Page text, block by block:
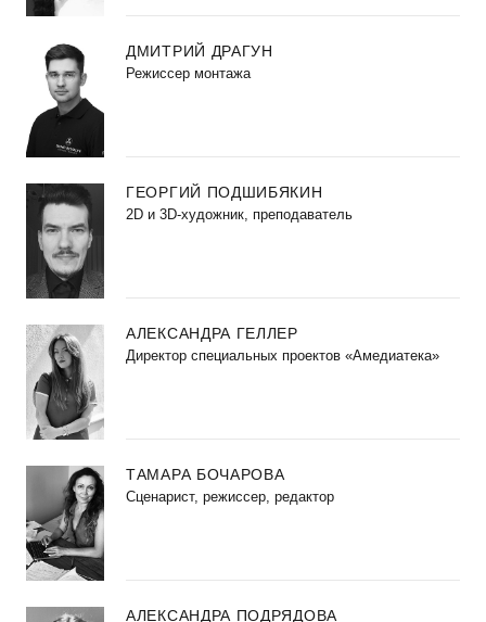
ДМИТРИЙ ДРАГУН
Режиссер монтажа
ГЕОРГИЙ ПОДШИБЯКИН
2D и 3D-художник, преподаватель
АЛЕКСАНДРА ГЕЛЛЕР
Директор специальных проектов «Амедиатека»
ТАМАРА БОЧАРОВА
Сценарист, режиссер, редактор
АЛЕКСАНДРА ПОДРЯДОВА